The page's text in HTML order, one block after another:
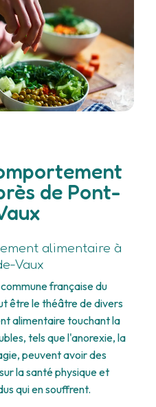
de Pont-
alimentaire à
Vaux
française du
être le théâtre de divers
alimentaire touchant la
tels que l'anorexie, la
peuvent avoir des
la santé physique et
qui en souffrent.